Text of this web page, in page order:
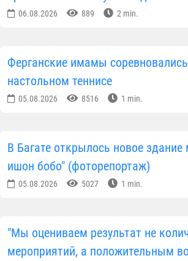
06.08.2026 889 2 min.
Ферганские имамы
настольном теннисе
05.08.2026 8516 1 min.
В Багате открылось новое здание
ишон бобо" (фоторепортаж)
05.08.2026 5027 1 min.
"Мы оцениваем результат не
мероприятий, а положительным